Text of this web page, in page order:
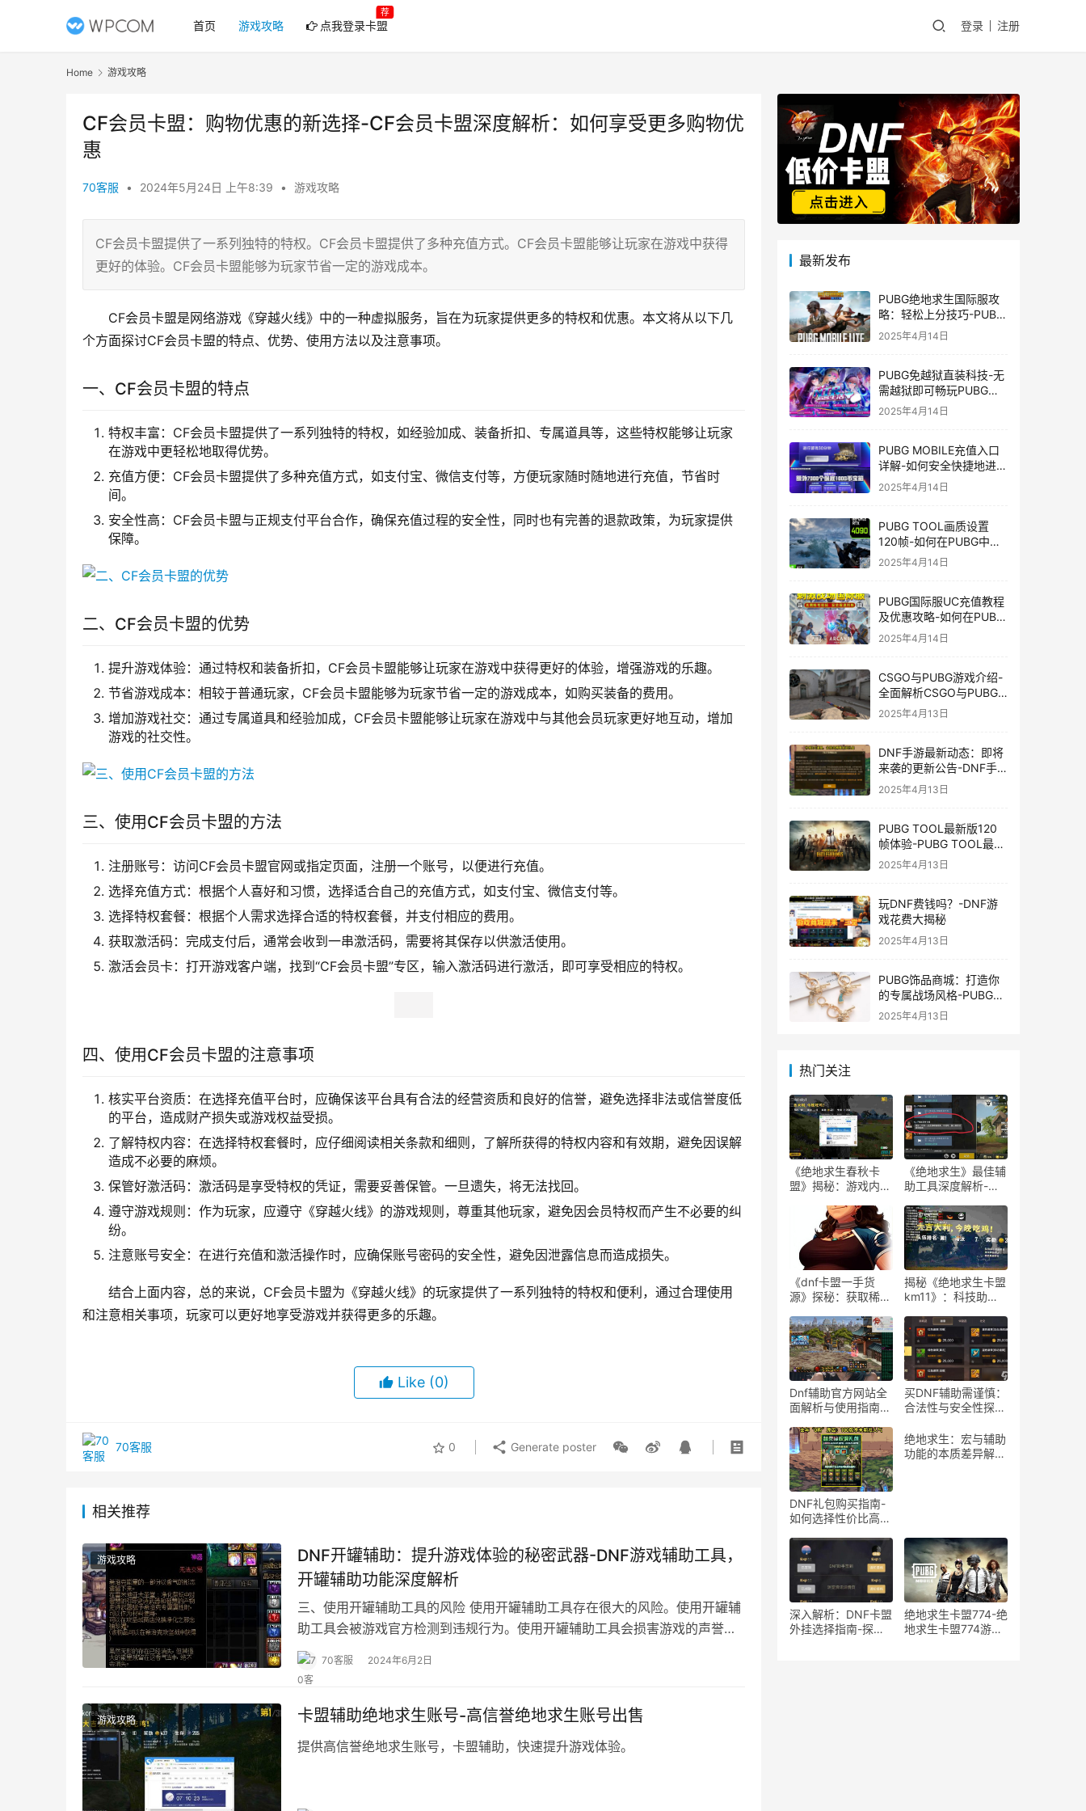
首页 游戏攻略 点我登录卡盟
荐
登录 注册
Home 游戏攻略
CF会员卡盟：购物优惠的新选择-CF会员卡盟深度解析：如何享受更多购物优
惠
70客服 • 2024年5月24日 上午8:39 • 游戏攻略
CF会员卡盟提供了一系列独特的特权。CF会员卡盟提供了多种充值方式。CF会员卡盟能够让玩家在游戏中获得
更好的体验。CF会员卡盟能够为玩家节省一定的游戏成本。
CF会员卡盟是网络游戏《穿越火线》中的一种虚拟服务，旨在为玩家提供更多的特权和优惠。本文将从以下几
个方面探讨CF会员卡盟的特点、优势、使用方法以及注意事项。
一、CF会员卡盟的特点
特权丰富：CF会员卡盟提供了一系列独特的特权，如经验加成、装备折扣、专属道具等，这些特权能够让玩家
在游戏中更轻松地取得优势。
充值方便：CF会员卡盟提供了多种充值方式，如支付宝、微信支付等，方便玩家随时随地进行充值，节省时
间。
安全性高：CF会员卡盟与正规支付平台合作，确保充值过程的安全性，同时也有完善的退款政策，为玩家提供
保障。
二、CF会员卡盟的优势
提升游戏体验：通过特权和装备折扣，CF会员卡盟能够让玩家在游戏中获得更好的体验，增强游戏的乐趣。
节省游戏成本：相较于普通玩家，CF会员卡盟能够为玩家节省一定的游戏成本，如购买装备的费用。
增加游戏社交：通过专属道具和经验加成，CF会员卡盟能够让玩家在游戏中与其他会员玩家更好地互动，增加
游戏的社交性。
三、使用CF会员卡盟的方法
注册账号：访问CF会员卡盟官网或指定页面，注册一个账号，以便进行充值。
选择充值方式：根据个人喜好和习惯，选择适合自己的充值方式，如支付宝、微信支付等。
选择特权套餐：根据个人需求选择合适的特权套餐，并支付相应的费用。
获取激活码：完成支付后，通常会收到一串激活码，需要将其保存以供激活使用。
激活会员卡：打开游戏客户端，找到“CF会员卡盟”专区，输入激活码进行激活，即可享受相应的特权。
四、使用CF会员卡盟的注意事项
核实平台资质：在选择充值平台时，应确保该平台具有合法的经营资质和良好的信誉，避免选择非法或信誉度低
的平台，造成财产损失或游戏权益受损。
了解特权内容：在选择特权套餐时，应仔细阅读相关条款和细则，了解所获得的特权内容和有效期，避免因误解
造成不必要的麻烦。
保管好激活码：激活码是享受特权的凭证，需要妥善保管。一旦遗失，将无法找回。
遵守游戏规则：作为玩家，应遵守《穿越火线》的游戏规则，尊重其他玩家，避免因会员特权而产生不必要的纠
纷。
注意账号安全：在进行充值和激活操作时，应确保账号密码的安全性，避免因泄露信息而造成损失。
结合上面内容，总的来说，CF会员卡盟为《穿越火线》的玩家提供了一系列独特的特权和便利，通过合理使用
和注意相关事项，玩家可以更好地享受游戏并获得更多的乐趣。
Like (0)
70客服 0 Generate poster
相关推荐
游戏攻略
DNF开罐辅助：提升游戏体验的秘密武器-DNF游戏辅助工具，
开罐辅助功能深度解析
三、使用开罐辅助工具的风险 使用开罐辅助工具存在很大的风险。使用开罐辅
助工具会被游戏官方检测到违规行为。使用开罐辅助工具会损害游戏的声誉和
利益。
70客服 2024年6月2日
游戏攻略 卡盟辅助绝地求生账号-高信誉绝地求生账号出售
提供高信誉绝地求生账号，卡盟辅助，快速提升游戏体验。
最新发布
PUBG绝地求生国际服攻
略：轻松上分技巧-PUBG
绝地求生国际服新手入门
2025年4月14日
PUBG免越狱直装科技-无
需越狱即可畅玩PUBG的
安装技巧
2025年4月14日
PUBG MOBILE充值入口
详解-如何安全快捷地进行
PUBG MOBILE充值
2025年4月14日
PUBG TOOL画质设置
120帧-如何在PUBG中使
用PUBG TOOL实现120
2025年4月14日
PUBG国际服UC充值教程
及优惠攻略-如何在PUBG
国际服中进行高效且安全
的UC充值
2025年4月14日
CSGO与PUBG游戏介绍-
全面解析CSGO与PUBG
这两款热门射击游戏
2025年4月13日
DNF手游最新动态：即将
来袭的更新公告-DNF手
游最新消息与更新时间表
2025年4月13日
PUBG TOOL最新版120
帧体验-PUBG TOOL最新
版120帧游戏体验优化
2025年4月13日
玩DNF费钱吗？-DNF游
戏花费大揭秘
2025年4月13日
PUBG饰品商城：打造你
的专属战场风格-PUBG游
戏内饰品购买指南
2025年4月13日
热门关注
《绝地求生春秋卡
盟》揭秘：游戏内外
《绝地求生》最佳辅
助工具深度解析-
知：选择最佳游戏辅
助软件的指南
《dnf卡盟一手货
源》探秘：获取稀有
卡盟一手货源渠道解
析与购买指南
揭秘《绝地求生卡盟
km11》：科技助力
《绝地求生卡盟
km11》深入解析：
辅助工具对游戏平衡
性的影响
Dnf辅助官方网站全
面解析与使用指南-
站功能与使用技巧
买DNF辅助需谨慎：
合法性与安全性探
助工具的合法性与潜
在风险分析
DNF礼包购买指南-
如何选择性价比高的
绝地求生：宏与辅助
功能的本质差异解
深入解析：DNF卡盟
外挂选择指南-探索
绝地求生卡盟774-绝
地求生卡盟774游戏